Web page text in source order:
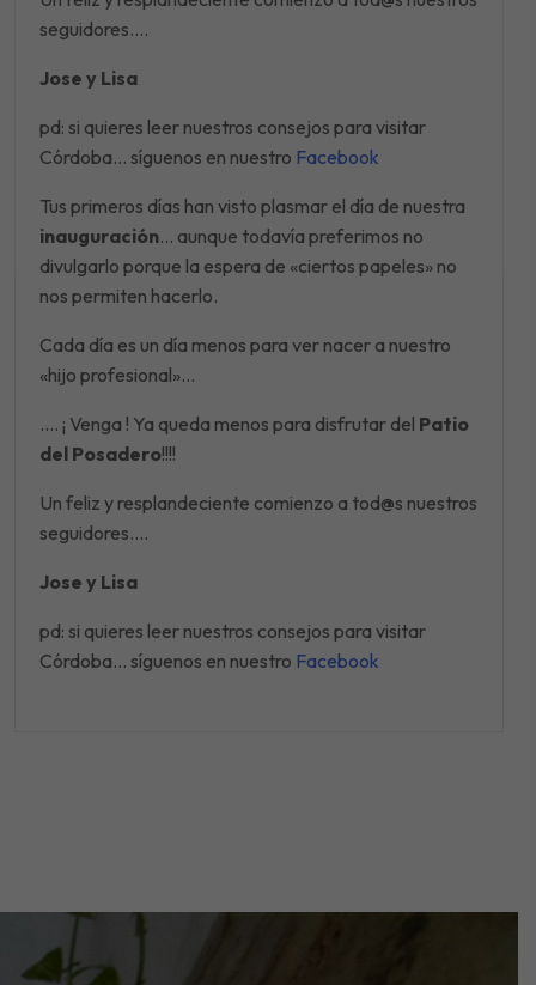
seguidores….
Jose y Lisa
pd: si quieres leer nuestros consejos para visitar
Córdoba… síguenos en nuestro Facebook
Tus primeros días han visto plasmar el día de nuestra
inauguración… aunque todavía preferimos no
divulgarlo porque la espera de «ciertos papeles» no
nos permiten hacerlo.
Cada día es un día menos para ver nacer a nuestro
«hijo profesional»…
…. ¡ Venga ! Ya queda menos para disfrutar del Patio
del Posadero!!!!
Un feliz y resplandeciente comienzo a tod@s nuestros
seguidores….
Jose y Lisa
pd: si quieres leer nuestros consejos para visitar
Córdoba… síguenos en nuestro Facebook